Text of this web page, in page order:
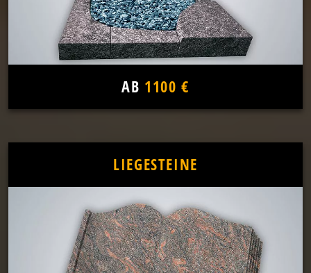
AB 1100 €
LIEGESTEINE